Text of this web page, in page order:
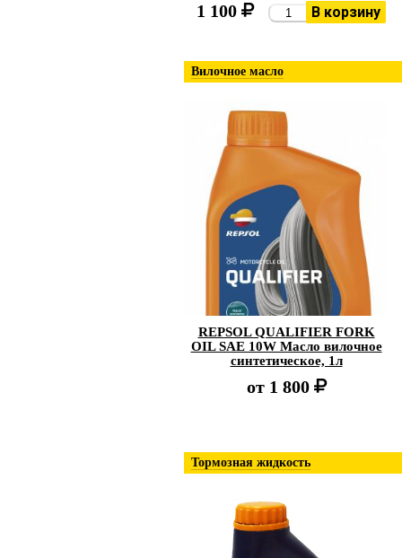
1 100 В корзину
Вилочное масло
REPSOL QUALIFIER FORK
OIL SAE 10W Масло вилочное
синтетическое, 1л
от 1 800
Тормозная жидкость